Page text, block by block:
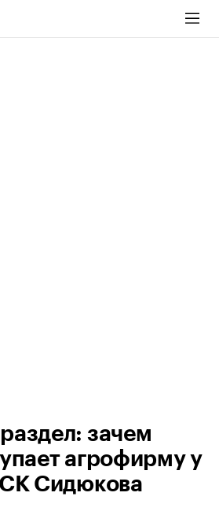
зачем
агрофирму у
Сидюкова